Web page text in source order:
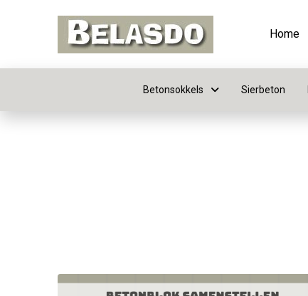
Home
Betonsokkels Sierbeton